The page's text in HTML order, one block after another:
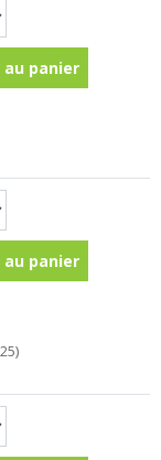
panier
panier